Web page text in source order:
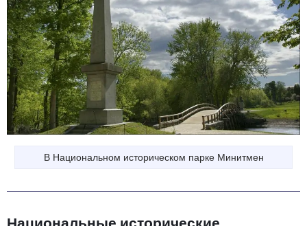
В Национальном историческом парке Минитмен